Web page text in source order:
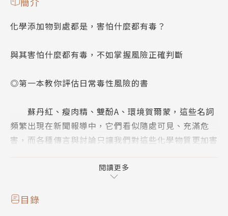
化學添加物到處都是，害怕什麼都有毒？
與其害怕什麼都有毒，不如掌握風險正確判斷
◎第一本教你評估日常毒性風險的書
蘇丹紅、瘦肉精、雙酚A、環境賀爾蒙，這些名詞
頻繁出現在新聞報導中，它們看似隨處可見、充滿危
害，而各種傳言與討論只讓我們對這些化學物質更加害
斷我們日常遇到的化學風險。
天然尚好，人工有害？
閱讀更多
目錄